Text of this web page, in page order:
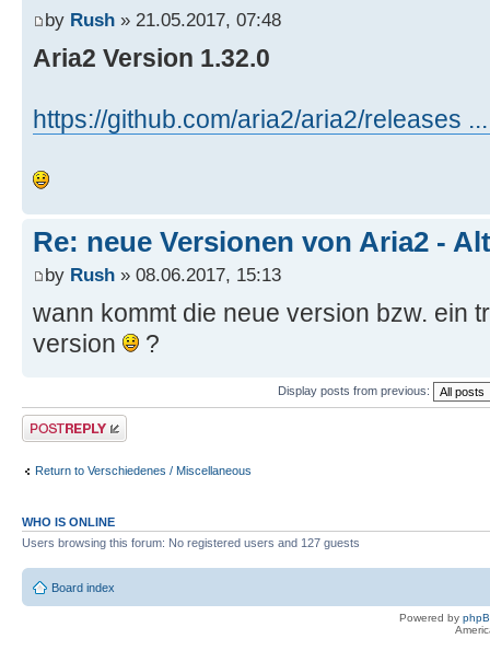
by Rush » 21.05.2017, 07:48
Aria2 Version 1.32.0
https://github.com/aria2/aria2/releases
Re: neue Versionen von Aria2 -
by Rush » 08.06.2017, 15:13
wann kommt die neue version bzw. ein
version
?
Display posts from previous:
Post a reply
Return to Verschiedenes / Miscellaneous
WHO IS ONLINE
Users browsing this forum: No registered users and 127 guests
Board index
Powered by